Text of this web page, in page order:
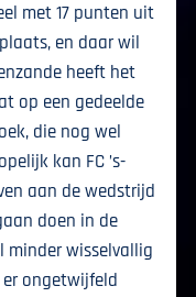
met 17 punten uit
en daar wil
heeft het
op een gedeelde
die nog wel
kan FC ’s-
aan de wedstrijd
doen in de
minder wisselvallig
er ongetwijfeld